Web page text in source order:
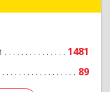
1481
89